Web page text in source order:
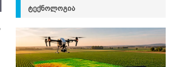
ᲢᲔᲥᲜᲝᲚᲝᲒᲘᲐ